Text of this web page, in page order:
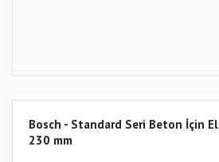
Bosch - Standard Seri Beton İçin
230 mm